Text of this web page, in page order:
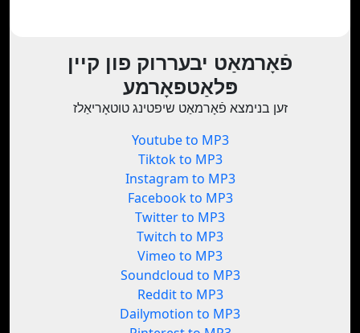
פֿאָרמאַט יבעררוק פון קיין
פּלאַטפאָרמע
זען בנימצא פֿאָרמאַט שיפטינג טוטאָריאַלז
Youtube to MP3
Tiktok to MP3
Instagram to MP3
Facebook to MP3
Twitter to MP3
Twitch to MP3
Vimeo to MP3
Soundcloud to MP3
Reddit to MP3
Dailymotion to MP3